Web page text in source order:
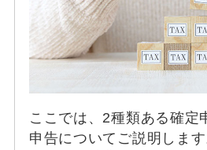
ここでは、2種類ある確定
申告についてご説明しま